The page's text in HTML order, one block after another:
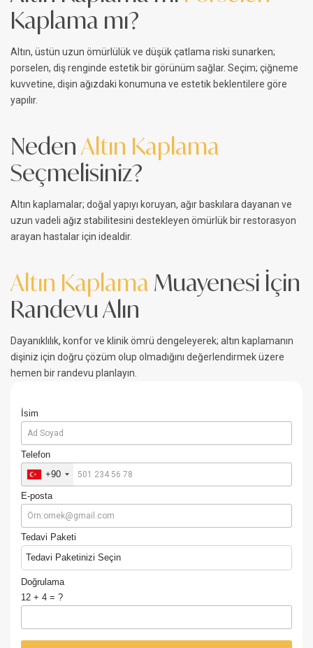
Kaplama mı?
Altın, üstün uzun ömürlülük ve düşük çatlama riski sunarken;
porselen, diş renginde estetik bir görünüm sağlar. Seçim; çiğneme
kuvvetine, dişin ağızdaki konumuna ve estetik beklentilere göre
yapılır.
Neden Altın Kaplama
Seçmelisiniz?
Altın kaplamalar; doğal yapıyı koruyan, ağır baskılara dayanan ve
uzun vadeli ağız stabilitesini destekleyen ömürlük bir restorasyon
arayan hastalar için idealdir.
Altın Kaplama Muayenesi İçin
Randevu Alın
Dayanıklılık, konfor ve klinik ömrü dengeleyerek; altın kaplamanın
dişiniz için doğru çözüm olup olmadığını değerlendirmek üzere
hemen bir randevu planlayın.
İsim
Telefon
+90
E-posta
Tedavi Paketi
Tedavi Paketinizi Seçin
Doğrulama
12 + 4 = ?